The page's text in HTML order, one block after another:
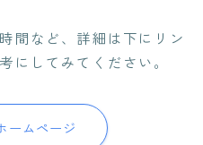
間など、詳細は下にリン
にしてみてください。
ームページ